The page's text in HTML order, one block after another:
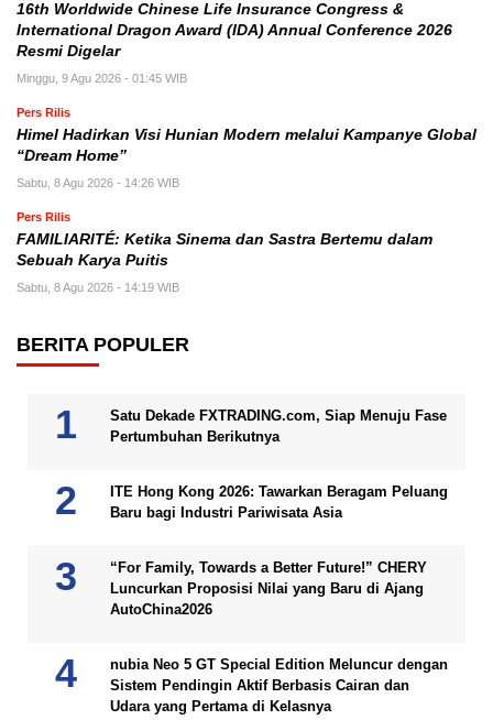
16th Worldwide Chinese Life Insurance Congress &
International Dragon Award (IDA) Annual Conference 2026
Resmi Digelar
Minggu, 9 Agu 2026 - 01:45 WIB
Pers Rilis
Himel Hadirkan Visi Hunian Modern melalui Kampanye Global
“Dream Home”
Sabtu, 8 Agu 2026 - 14:26 WIB
Pers Rilis
FAMILIARITÉ: Ketika Sinema dan Sastra Bertemu dalam
Sebuah Karya Puitis
Sabtu, 8 Agu 2026 - 14:19 WIB
BERITA POPULER
Satu Dekade FXTRADING.com, Siap Menuju Fase
Pertumbuhan Berikutnya
ITE Hong Kong 2026: Tawarkan Beragam Peluang
Baru bagi Industri Pariwisata Asia
“For Family, Towards a Better Future!” CHERY
Luncurkan Proposisi Nilai yang Baru di Ajang
AutoChina2026
nubia Neo 5 GT Special Edition Meluncur dengan
Sistem Pendingin Aktif Berbasis Cairan dan
Udara yang Pertama di Kelasnya